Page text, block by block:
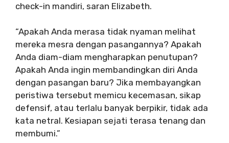
check-in mandiri, saran Elizabeth.
“Apakah Anda merasa tidak nyaman melihat
mereka mesra dengan pasangannya? Apakah
Anda diam-diam mengharapkan penutupan?
Apakah Anda ingin membandingkan diri Anda
dengan pasangan baru? Jika membayangkan
peristiwa tersebut memicu kecemasan, sikap
defensif, atau terlalu banyak berpikir, tidak ada
kata netral. Kesiapan sejati terasa tenang dan
membumi.”